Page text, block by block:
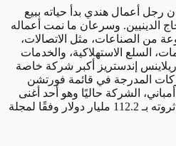
أمباني (1932-2002) كان رجل أعمال هندي بدأ حياته ببيع
الدينيين. وسرعان ما نمت أعماله
من الصناعات، مثل الاتصالات،
السلع الاستهلاكية، والخدمات
ريلاينس إندستريز أكبر شركة خاصة
المدرجة في قائمة فورتشن
أمباني، الشركة حاليًا وهو أحد أغنى
الأشخاص في الهند، حيث تقدر ثروته بـ 112.2 مليار دولار وفقًا لمجلة